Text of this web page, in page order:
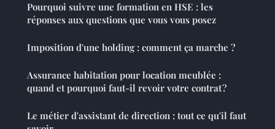
Pourquoi suivre une formation en HSE : les
réponses aux questions que vous vous posez
Imposition d'une holding : comment ça marche ?
Assurance habitation pour location meublée :
quand et pourquoi faut-il revoir votre contrat ?
Le métier d'assistant de direction : tout ce qu'il faut